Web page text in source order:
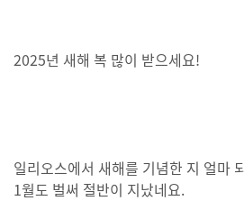
2025년 새해 복 많이 받으세요!
일리오스에서 새해를 기념한 지 얼마
1월도 벌써 절반이 지났네요.